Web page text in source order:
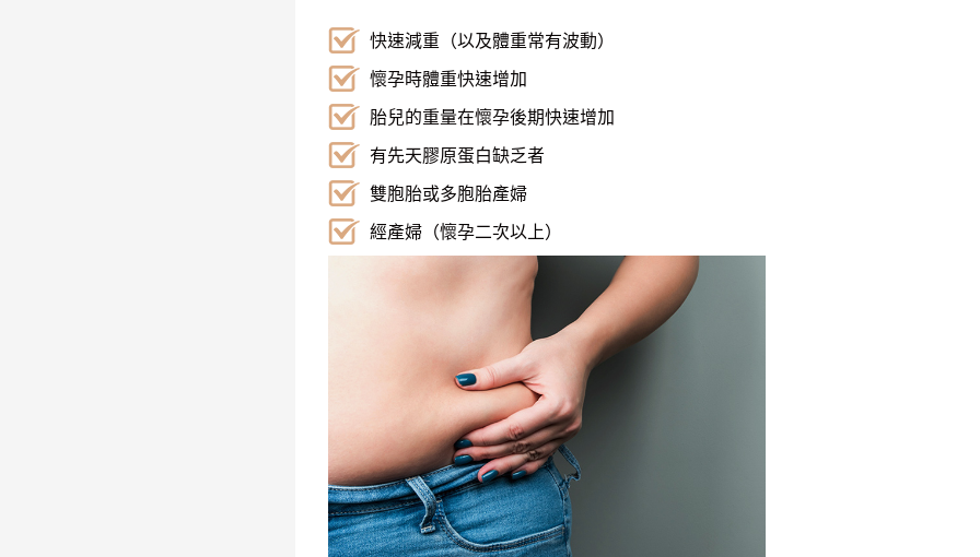
快速減重（以及體重常有波動）
懷孕時體重快速增加
胎兒的重量在懷孕後期快速增加
有先天膠原蛋白缺乏者
雙胞胎或多胞胎產婦
經產婦（懷孕二次以上）